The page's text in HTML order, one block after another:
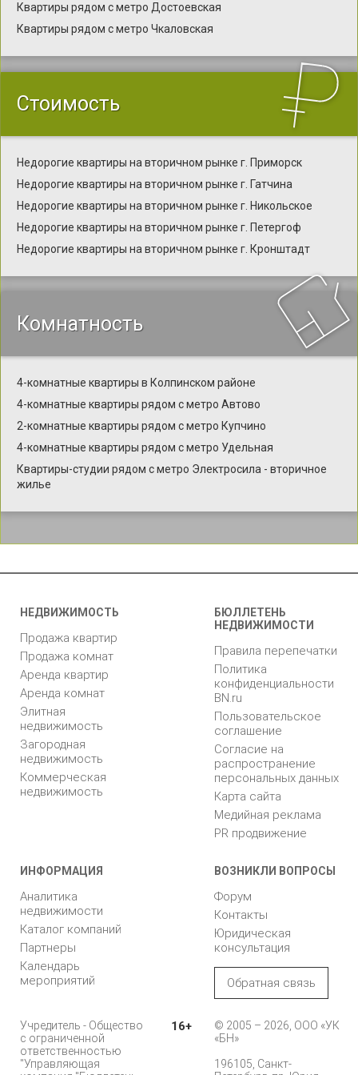
Квартиры рядом с метро Достоевская
Квартиры рядом с метро Чкаловская
Стоимость
Недорогие квартиры на вторичном рынке г. Приморск
Недорогие квартиры на вторичном рынке г. Гатчина
Недорогие квартиры на вторичном рынке г. Никольское
Недорогие квартиры на вторичном рынке г. Петергоф
Недорогие квартиры на вторичном рынке г. Кронштадт
Комнатность
4-комнатные квартиры в Колпинском районе
4-комнатные квартиры рядом с метро Автово
2-комнатные квартиры рядом с метро Купчино
4-комнатные квартиры рядом с метро Удельная
Квартиры-студии рядом с метро Электросила - вторичное
жилье
НЕДВИЖИМОСТЬ
Продажа квартир
Продажа комнат
Аренда квартир
Аренда комнат
Элитная
недвижимость
Загородная
недвижимость
Коммерческая
недвижимость
БЮЛЛЕТЕНЬ
НЕДВИЖИМОСТИ
Правила перепечатки
Политика
конфиденциальности
BN.ru
Пользовательское
соглашение
Согласие на
распространение
персональных данных
Карта сайта
Медийная реклама
PR продвижение
ИНФОРМАЦИЯ
Аналитика
недвижимости
Каталог компаний
Партнеры
Календарь
мероприятий
ВОЗНИКЛИ ВОПРОСЫ
Форум
Контакты
Юридическая
консультация
Обратная связь
Учредитель - Общество
с ограниченной
ответственностью
"Управляющая
16+
© 2005 – 2026, ООО «УК
«БН»
196105, Санкт-